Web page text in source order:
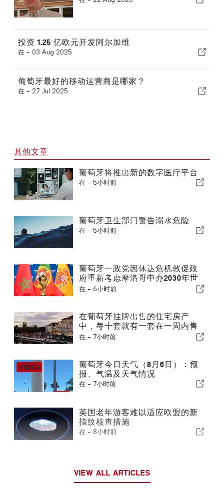
投资 1.25 亿欧元开发阿尔加维
在 - 03 Aug 2025
葡萄牙最好的移动运营商是哪家？
在 - 27 Jul 2025
其他文章
葡萄牙将推出新的数字医疗平台
在 - 5小时前
葡萄牙卫生部门警告溺水危险
在 - 5小时前
葡萄牙一政党因休达危机敦促政
府重新考虑摩洛哥申办2030年世
界杯一事
在 - 6小时前
在葡萄牙挂牌出售的住宅房产
中，每十套就有一套在一周内售
出
在 - 7小时前
葡萄牙今日天气（8月6日）：预
报、气温及天气情况
在 - 7小时前
英国老年游客难以适应欧盟的新
指纹核查措施
在 - 8小时前
VIEW ALL ARTICLES